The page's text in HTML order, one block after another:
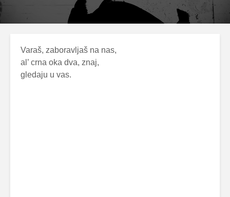
Varaš, zaboravljaš na nas,
al’ crna oka dva, znaj,
gledaju u vas.